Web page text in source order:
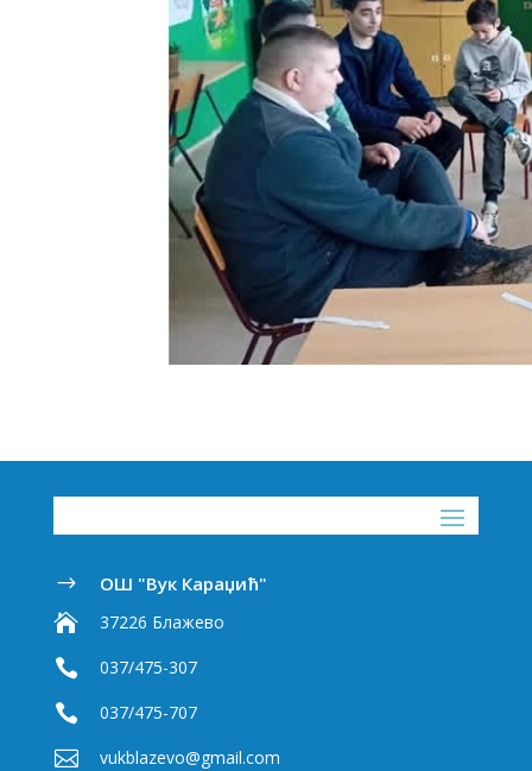
$
ОШ "Вук Караџић"

37226 Блажево
 037/475-307
 037/475-707
 vukblazevo@gmail.com